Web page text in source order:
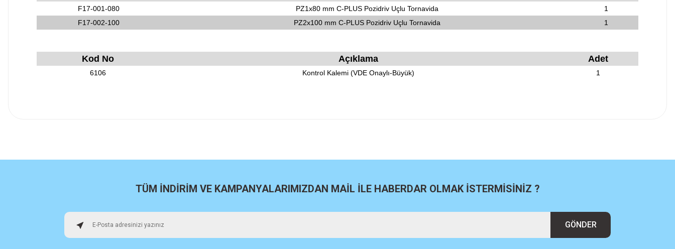
F17-001-080 PZ1x80 mm C-PLUS Pozidriv Uçlu Tornavida
1
F17-002-100
PZ2x100 mm C-PLUS Pozidriv Uçlu Tornavida 1
Kod No Açıklama Adet
6106 Kontrol Kalemi (VDE Onaylı-Büyük) 1
Osman Alper | 15/05/2026
TÜM İNDİRİM VE KAMPANYALARIMIZDAN MAİL İLE HABERDAR OLMAK İSTERMİSİNİZ ?
GÖNDER